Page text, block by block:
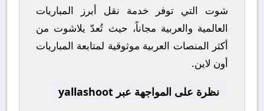
شوت التي توفر خدمة نقل أبرز المباريات
العالمية والعربية مجاناً، حيث تُعدّ يلاشوت من
أكثر المنصات العربية موثوقية لمتابعة المباريات
أون لاين.
نظرة على المواجهة عبر yallashoot